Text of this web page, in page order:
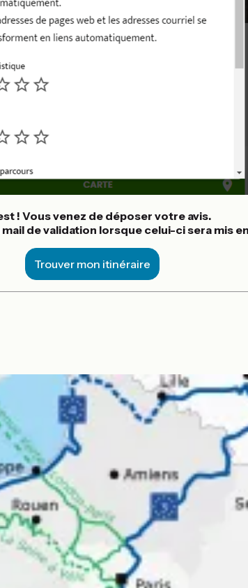
! Vous venez de déposer votre avis.
de validation lorsque celui-ci sera mis
Trouver mon itinéraire